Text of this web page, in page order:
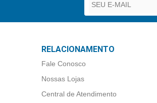
RELACIONAMENTO
Fale Conosco
Nossas Lojas
Central de Atendimento